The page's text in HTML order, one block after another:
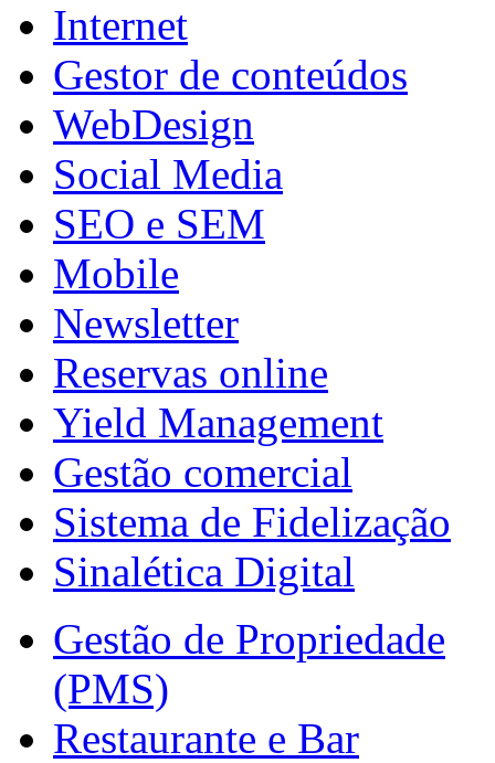
Internet
Gestor de conteúdos
WebDesign
Social Media
SEO e SEM
Mobile
Newsletter
Reservas online
Yield Management
Gestão comercial
Sistema de Fidelização
Sinalética Digital
Gestão de Propriedade
(PMS)
Restaurante e Bar